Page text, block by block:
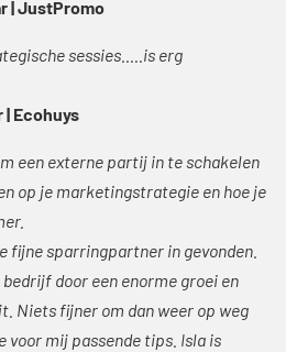
| JustPromo
sessies.....is erg
| Ecohuys
een externe partij in te schakelen
op je marketingstrategie en hoe je
fijne sparringpartner in gevonden.
door een enorme groei en
Niets fijner om dan weer op weg
voor mij passende tips. Isla is